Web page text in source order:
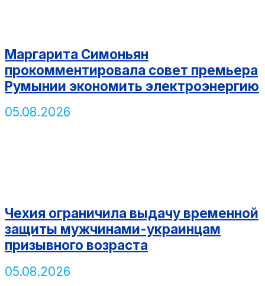
Маргарита Симоньян
прокомментировала совет премьера
Румынии экономить электроэнергию
05.08.2026
Чехия ограничила выдачу временной
защиты мужчинами-украинцам
призывного возраста
05.08.2026